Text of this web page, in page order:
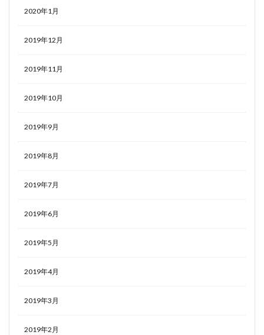
2020年1月
2019年12月
2019年11月
2019年10月
2019年9月
2019年8月
2019年7月
2019年6月
2019年5月
2019年4月
2019年3月
2019年2月